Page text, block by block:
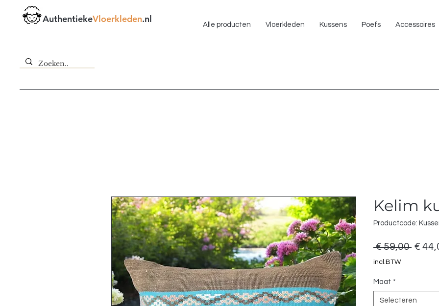
AuthentiekeVloerkleden.nl
Alle producten Vloerkleden Kussens Poefs Accessoires
Kelim
Productcode:
€ 59,00 €
incl.BTW
Maat *
Selecteren